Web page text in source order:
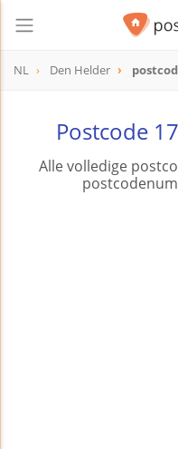
NL Den Helder
Postcode
Alle volledige